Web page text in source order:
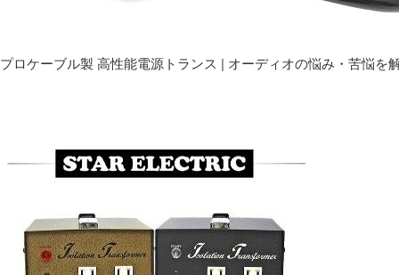
プロケーブル製 高性能電源トランス | オーディオの悩み・苦悩を